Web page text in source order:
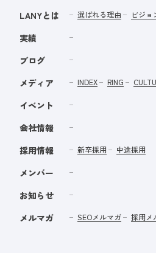
LANYとは 選ばれる理由 ビジ
実績
ブログ
メディア
INDEX RING
イベント
会社情報
採用情報
新卒採用 中途採用
メンバー
お知らせ
メルマガ
SEOメルマガ 採用メ